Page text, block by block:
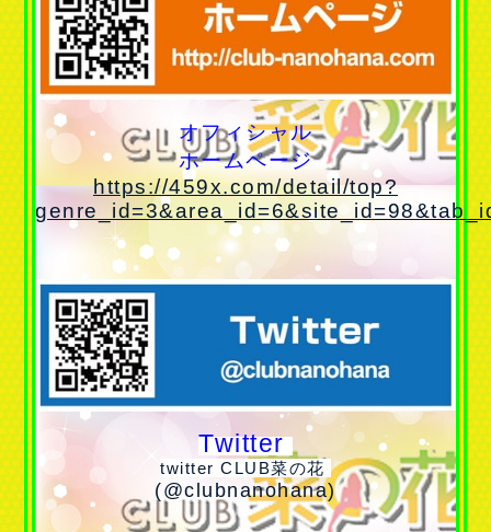
オフィシャル
ホームページ
https://459x.com/detail/top?
Twitter
twitter CLUB菜の花
(@clubnanohana)